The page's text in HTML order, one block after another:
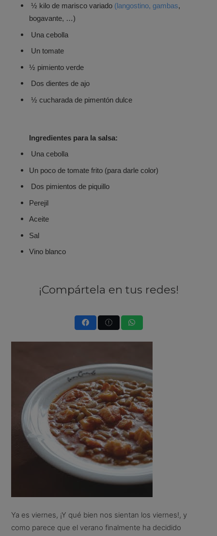
½ kilo de marisco variado (langostino, gambas,
bogavante, …)
Una cebolla
Un tomate
½ pimiento verde
Dos dientes de ajo
½ cucharada de pimentón dulce
Ingredientes para la salsa:
Una cebolla
Un poco de tomate frito (para darle color)
Dos pimientos de piquillo
Perejil
Aceite
Sal
Vino blanco
¡Compártela en tus redes!
Ya es viernes, ¡Y qué bien nos sientan los viernes!, y
como parece que el verano finalmente ha decidido